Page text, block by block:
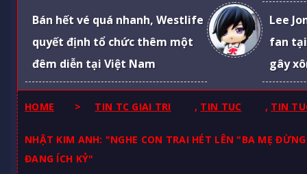
Bán hết vé quá nhanh, Westlife
quyết định tổ chức thêm một
đêm diễn tại Việt Nam
Lee
fan tại
gây
HOME > TIN TC GIAI TRI , TIN TUC , TIN
NHẬT KIM ANH: "NGHE CON TRAI HÉT LÊN "BA MẸ
ĐANG ÍCH KỶ"